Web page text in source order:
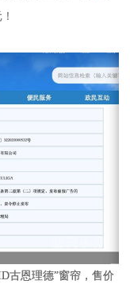
古恩理德”窗帘，售价